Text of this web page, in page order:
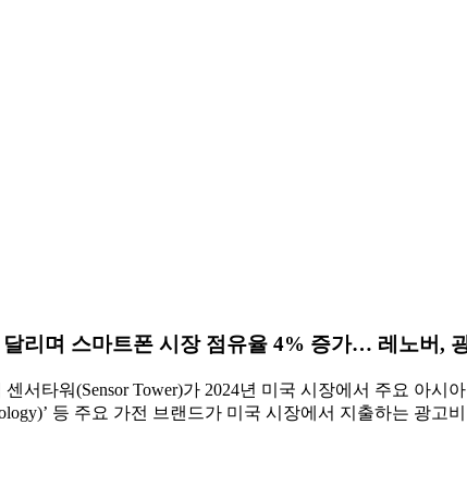
리며 스마트폰 시장 점유율 4% 증가… 레노버,
서타워(Sensor Tower)가 2024년 미국 시장에서 주요 아시
등 주요 가전 브랜드가 미국 시장에서 지출하는 광고